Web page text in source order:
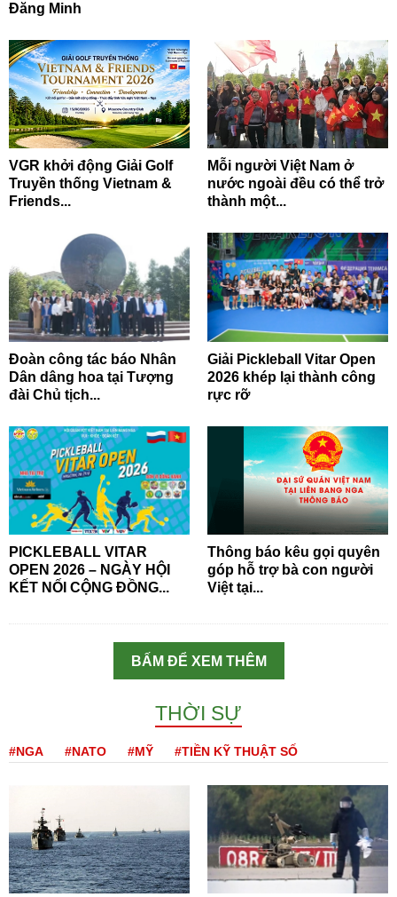
Đăng Minh
VGR khởi động Giải Golf
Truyền thống Vietnam &
Friends...
Mỗi người Việt Nam ở
nước ngoài đều có thể trở
thành một...
Đoàn công tác báo Nhân
Dân dâng hoa tại Tượng
đài Chủ tịch...
Giải Pickleball Vitar Open
2026 khép lại thành công
rực rỡ
PICKLEBALL VITAR
OPEN 2026 – NGÀY HỘI
KẾT NỐI CỘNG ĐỒNG...
Thông báo kêu gọi quyên
góp hỗ trợ bà con người
Việt tại...
BẤM ĐỂ XEM THÊM
THỜI SỰ
#NGA #NATO #MỸ #TIỀN KỸ THUẬT SỐ